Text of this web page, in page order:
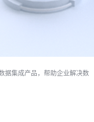
据集成产品，帮助企业解决数